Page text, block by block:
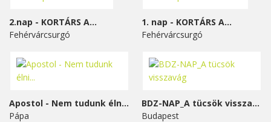
2.nap - KORTÁRS A...
Fehérvárcsurgó
1. nap - KORTÁRS A...
Fehérvárcsurgó
Apostol - Nem tudunk élni...
Pápa
BDZ-NAP_A tücsök visszavág
Budapest